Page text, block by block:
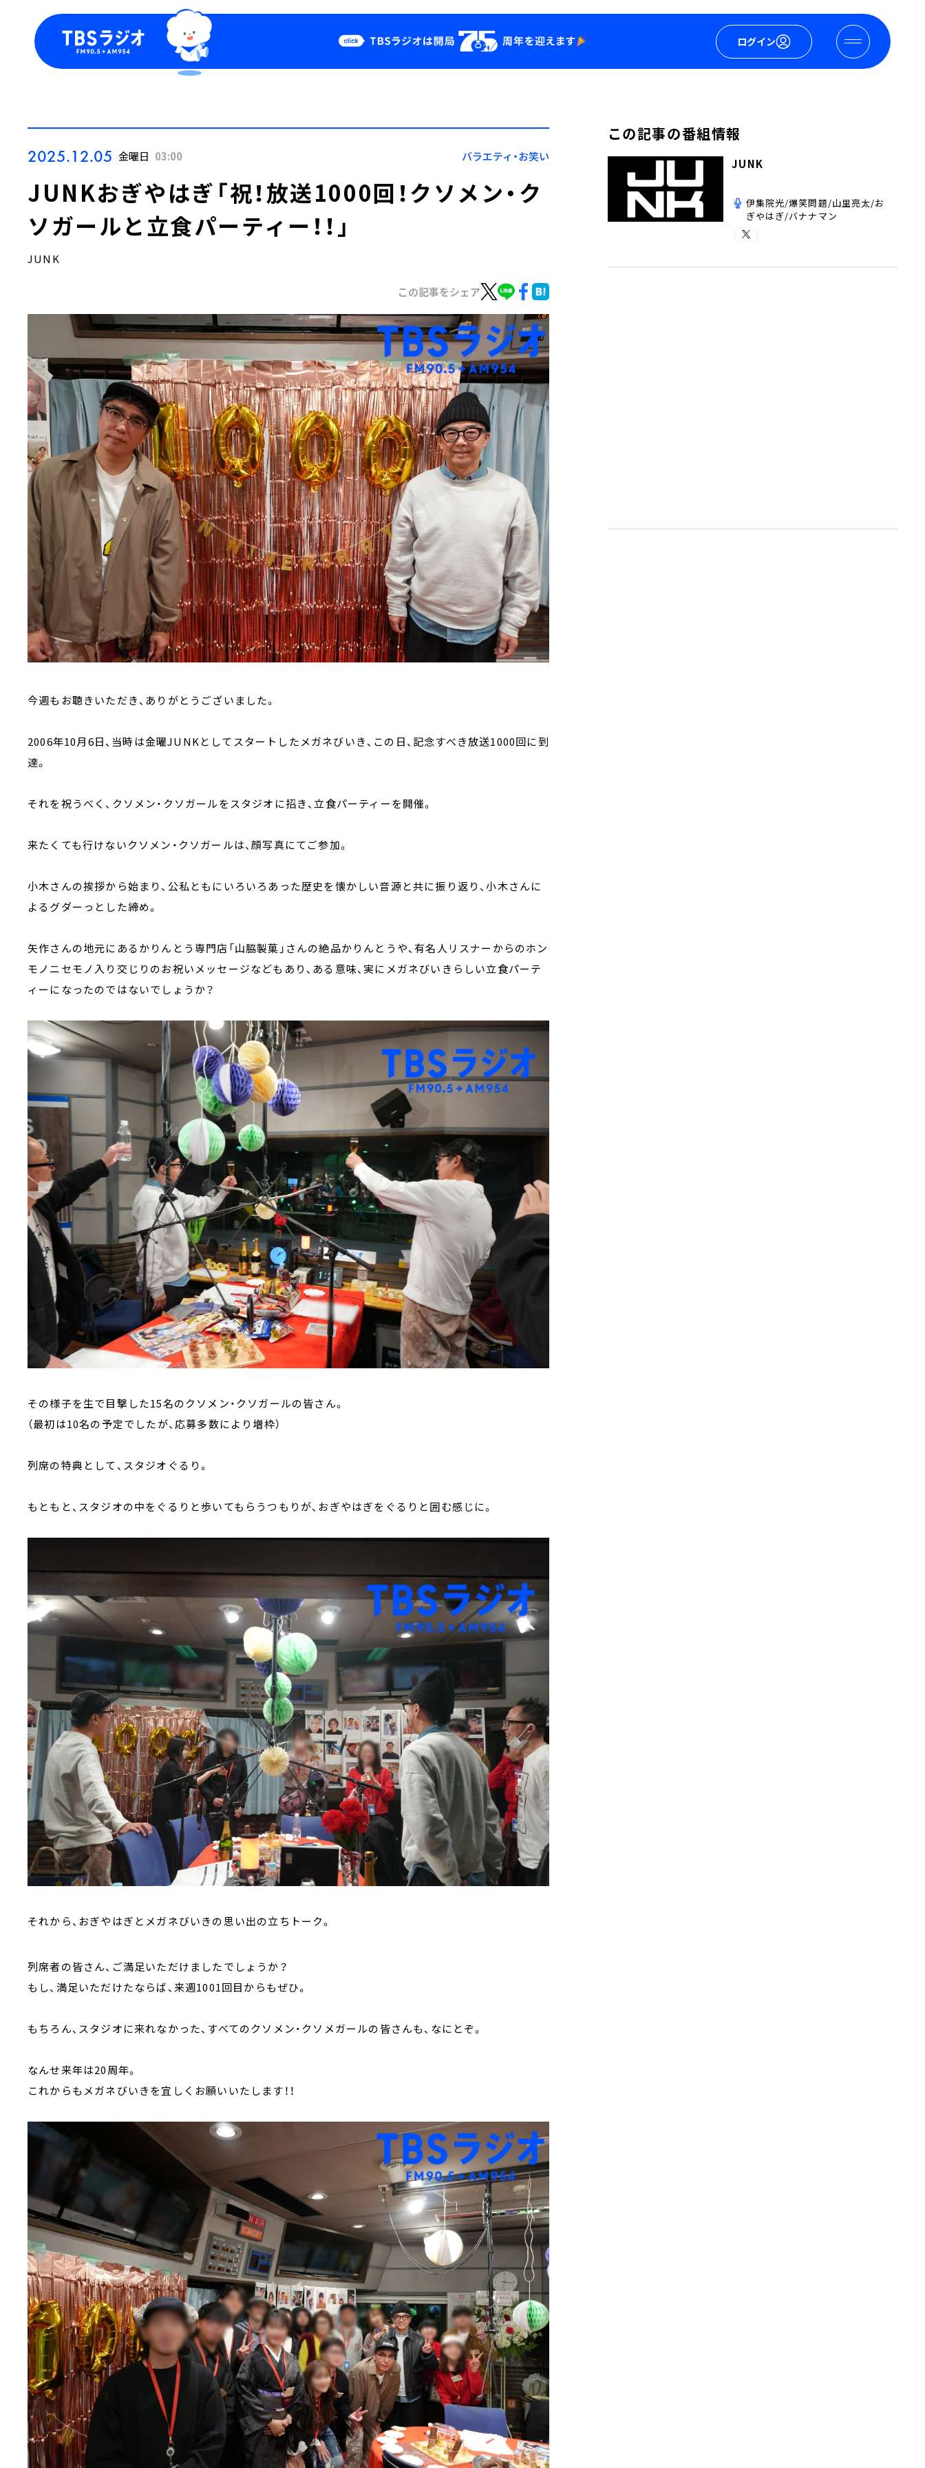
ログイン
Podcast
YouTube
会社情報
2025.12.05 金曜日 03:00 バラエティ・お笑い
JUNKおぎやはぎ「祝！放送1000回！クソメン・ク
ソガールと立食パーティー！！」
JUNK
この記事をシェア
今週もお聴きいただき、ありがとうございました。
2006年10月6日、当時は金曜JUNKとしてスタートしたメガネびいき、この日、記念すべき放送1000回に到
達。
それを祝うべく、クソメン・クソガールをスタジオに招き、立食パーティーを開催。
来たくても行けないクソメン・クソガールは、顔写真にてご参加。
小木さんの挨拶から始まり、公私ともにいろいろあった歴史を懐かしい音源と共に振り返り、小木さんに
よるグダーっとした締め。
矢作さんの地元にあるかりんとう専門店「山脇製菓」さんの絶品かりんとうや、有名人リスナーからのホン
モノニセモノ入り交じりのお祝いメッセージなどもあり、ある意味、実にメガネびいきらしい立食パーテ
ィーになったのではないでしょうか？
その様子を生で目撃した15名のクソメン・クソガールの皆さん。
（最初は10名の予定でしたが、応募多数により増枠）
列席の特典として、スタジオぐるり。
もともと、スタジオの中をぐるりと歩いてもらうつもりが、おぎやはぎをぐるりと囲む感じに。
それから、おぎやはぎとメガネびいきの思い出の立ちトーク。
列席者の皆さん、ご満足いただけましたでしょうか？
もし、満足いただけたならば、来週1001回目からもぜひ。
もちろん、スタジオに来れなかった、すべてのクソメン・クソメガールの皆さんも、なにとぞ。
なんせ来年は20周年。
これからもメガネびいきを宜しくお願いいたします！！
この記事の番組情報
JUNK
伊集院光/爆笑問題/山里亮太/お
ぎやはぎ/バナナマン